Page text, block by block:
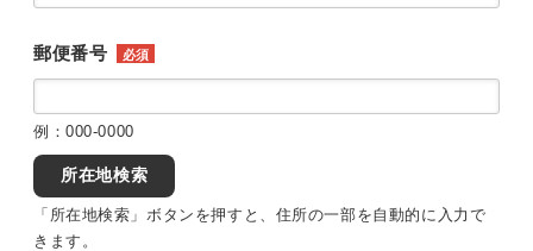
郵便番号 必須
例：000-0000
所在地検索
「所在地検索」ボタンを押すと、住所の一部を自動的に入力で
きます。